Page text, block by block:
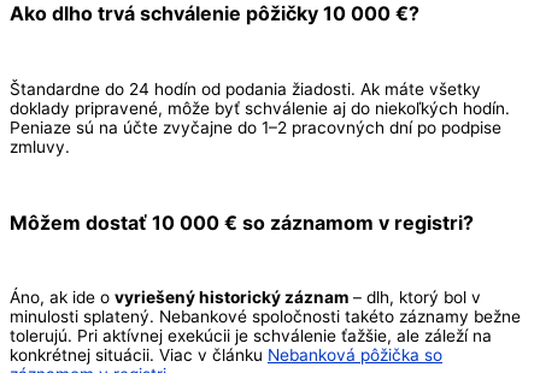
Ako dlho trvá schválenie pôžičky 10 000 €?
Štandardne do 24 hodín od podania žiadosti. Ak máte všetky
doklady pripravené, môže byť schválenie aj do niekoľkých hodín.
Peniaze sú na účte zvyčajne do 1–2 pracovných dní po podpise
zmluvy.
Môžem dostať 10 000 € so záznamom v registri?
Áno, ak ide o vyriešený historický záznam – dlh, ktorý bol v
minulosti splatený. Nebankové spoločnosti takéto záznamy bežne
tolerujú. Pri aktívnej exekúcii je schválenie ťažšie, ale záleží na
konkrétnej situácii. Viac v článku Nebanková pôžička so